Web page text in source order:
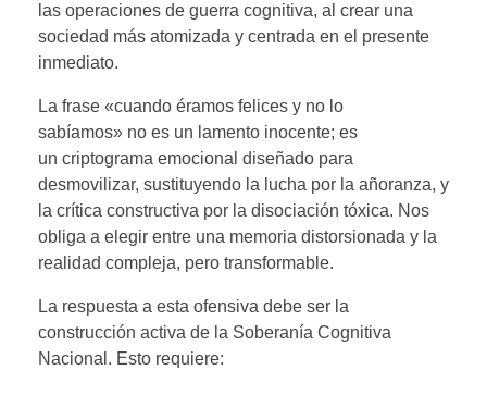
las operaciones de guerra cognitiva, al crear una
sociedad más atomizada y centrada en el presente
inmediato.
La frase «cuando éramos felices y no lo
sabíamos» no es un lamento inocente; es
un criptograma emocional diseñado para
desmovilizar, sustituyendo la lucha por la añoranza, y
la crítica constructiva por la disociación tóxica. Nos
obliga a elegir entre una memoria distorsionada y la
realidad compleja, pero transformable.
La respuesta a esta ofensiva debe ser la
construcción activa de la Soberanía Cognitiva
Nacional. Esto requiere: